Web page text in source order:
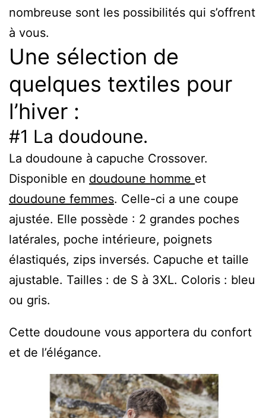
nombreuse sont les possibilités qui s’offrent
à vous.
Une sélection de
quelques textiles pour
l’hiver :
#1 La doudoune.
La doudoune à capuche Crossover.
Disponible en doudoune homme et
doudoune femmes. Celle-ci a une coupe
ajustée. Elle possède : 2 grandes poches
latérales, poche intérieure, poignets
élastiqués, zips inversés. Capuche et taille
ajustable. Tailles : de S à 3XL. Coloris : bleu
ou gris.
Cette doudoune vous apportera du confort
et de l’élégance.